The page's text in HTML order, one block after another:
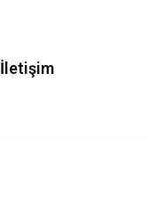
İletişim